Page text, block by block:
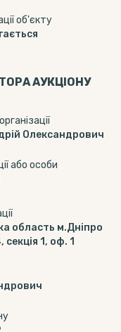
об'єкту
АУКЦІОНУ
Олександрович
або особи
область м.Дніпро
1, оф. 1